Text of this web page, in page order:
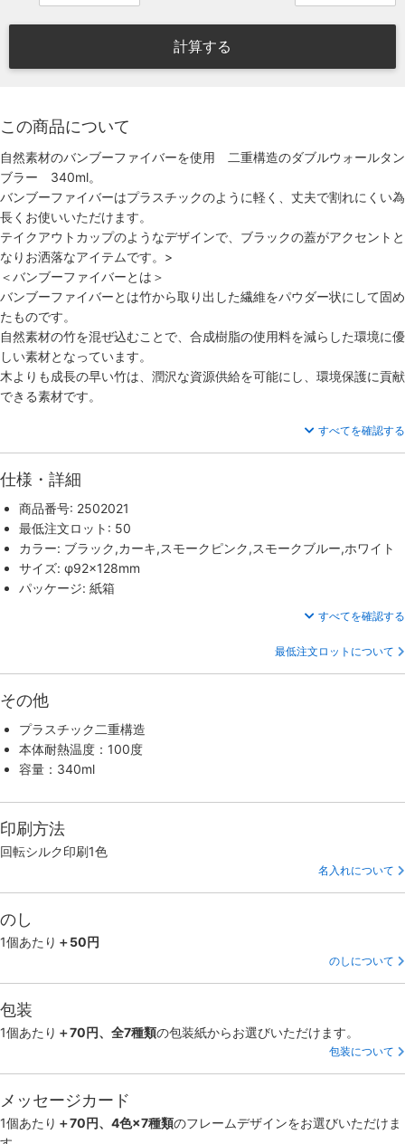
計算する
この商品について
自然素材のバンブーファイバーを使用 二重構造のダブルウォールタン
ブラー 340ml。
バンブーファイバーはプラスチックのように軽く、丈夫で割れにくい為
長くお使いいただけます。
テイクアウトカップのようなデザインで、ブラックの蓋がアクセントと
なりお洒落なアイテムです。 >
＜バンブーファイバーとは＞
バンブーファイバーとは竹から取り出した繊維をパウダー状にして固め
たものです。
自然素材の竹を混ぜ込むことで、合成樹脂の使用料を減らした環境に優
しい素材となっています。
木よりも成長の早い竹は、潤沢な資源供給を可能にし、環境保護に貢献
できる素材です。
すべてを確認する
仕様・詳細
商品番号: 2502021
最低注文ロット: 50
カラー: ブラック,カーキ,スモークピンク,スモークブルー,ホワイト
サイズ: φ92×128mm
パッケージ: 紙箱
すべてを確認する
最低注文ロットについて
その他
プラスチック二重構造
本体耐熱温度：100度
容量：340ml
印刷方法
回転シルク印刷1色
名入れについて
のし
1個あたり ＋50円
のしについて
包装
1個あたり ＋70円、全7種類の包装紙からお選びいただけます。
包装について
メッセージカード
1個あたり ＋70円、4色×7種類のフレームデザインをお選びいただけま